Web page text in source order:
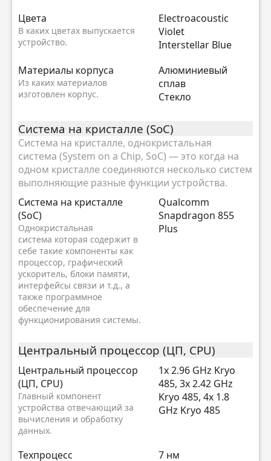
Цвета
В каких цветах выпускается
устройство.
Electroacoustic
Violet
Interstellar Blue
Материалы корпуса
Из каких материалов
изготовлен корпус.
Алюминиевый
сплав
Стекло
Система на кристалле (SoC)
Система на кристалле, однокристальная
система (System on a Chip, SoC) — это когда на
одном кристалле соединяются несколько систем
выполняющие разные функции устройства.
Система на кристалле
(SoC)
Однокристальная
система которая содержит в
себе такие компоненты как
процессор, графический
ускоритель, блоки памяти,
интерфейсы связи и т.д., а
также программное
обеспечение для
функционирования системы.
Qualcomm
Snapdragon 855
Plus
Центральный процессор (ЦП, CPU)
Центральный процессор
(ЦП, CPU)
Главный компонент
устройства отвечающий за
вычисления и обработку
данных.
1x 2.96 GHz Kryo
485, 3x 2.42 GHz
Kryo 485, 4x 1.8
GHz Kryo 485
Техпроцесс 7 нм